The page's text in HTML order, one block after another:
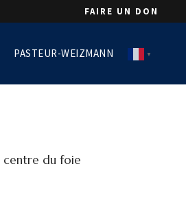
FAIRE UN DON
▼
PASTEUR-WEIZMANN
centre du foie